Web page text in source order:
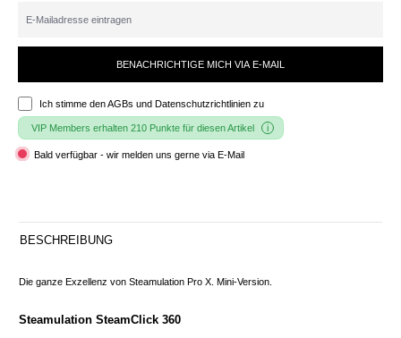
BENACHRICHTIGE MICH VIA E-MAIL
Ich stimme denAGBs und Datenschutzrichtlinien zu
VIP Members erhalten 210 Punkte für diesen Artikel
Bald verfügbar - wir melden uns gerne via E-Mail
BESCHREIBUNG
Die ganze Exzellenz von Steamulation Pro X. Mini-Version.
Steamulation SteamClick 360